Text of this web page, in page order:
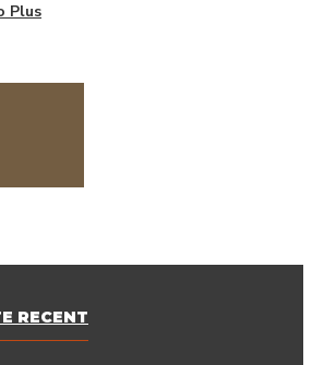
Plus
RECENT